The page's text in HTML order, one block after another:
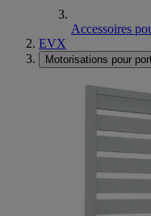
Accessoires
EVX
Motorisations pour